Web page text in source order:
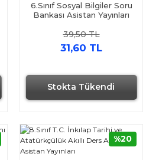
Stokta Tükendi
6.Sınıf Sosyal Bilgiler Soru
Bankası Asistan Yayınları
39,50 TL
31,60 TL
%20